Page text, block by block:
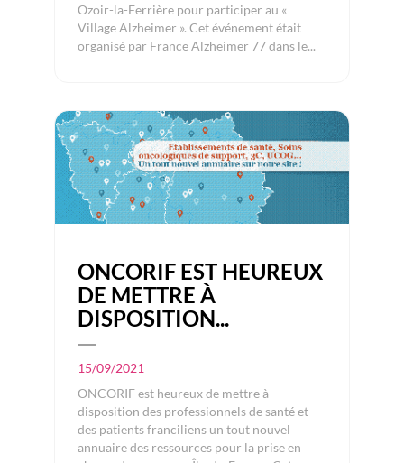
Ozoir-la-Ferrière pour participer au «
Village Alzheimer ». Cet événement était
organisé par France Alzheimer 77 dans le...
ONCORIF EST HEUREUX
DE METTRE À
DISPOSITION...
15/09/2021
ONCORIF est heureux de mettre à
disposition des professionnels de santé et
des patients franciliens un tout nouvel
annuaire des ressources pour la prise en